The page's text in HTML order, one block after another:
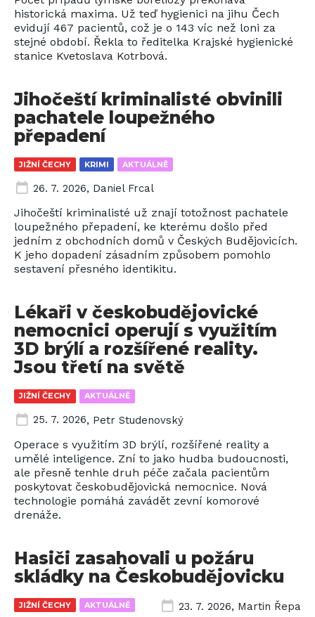
historická maxima. Už teď hygienici na jihu Čech
evidují 467 pacientů, což je o 143 víc než loni za
stejné období. Řekla to ředitelka Krajské hygienické
stanice Kvetoslava Kotrbová.
JIŽNÍ ČECHY KRIMI AKTUÁLNĚ
Jihočeští kriminalisté obvinili
pachatele loupežného
přepadení
26. 7. 2026, Daniel Frcal
Jihočeští kriminalisté už znají totožnost pachatele
loupežného přepadení, ke kterému došlo před
jedním z obchodních domů v Českých Budějovicích.
K jeho dopadení zásadním způsobem pomohlo
sestavení přesného identikitu.
JIŽNÍ ČECHY AKTUÁLNĚ
Lékaři v českobudějovické
nemocnici operují s využitím
3D brýlí a rozšířené reality.
Jsou třetí na světě
25. 7. 2026, Petr Studenovský
Operace s využitím 3D brýlí, rozšířené reality a
umělé inteligence. Zní to jako hudba budoucnosti,
ale přesně tenhle druh péče začala pacientům
poskytovat českobudějovická nemocnice. Nová
technologie pomáhá zavádět zevní komorové
drenáže.
JIŽNÍ ČECHY AKTUÁLNĚ
Hasiči zasahovali u požáru
skládky na Českobudějovicku
23. 7. 2026, Martin Řepa